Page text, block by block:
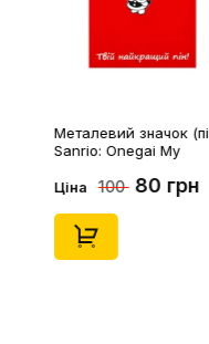
Металевий значок
Sanrio: Onegai My
Kuromi, (14546)
Ціна 100 80 грн